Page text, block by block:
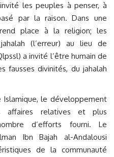
les peuples à penser, à
par la raison. Dans une
place à la religion; les
(l’erreur) au lieu de
a invité l’être humain de
fausses divinités, du jahalah
le développement
relatives et plus
d’efforts fourni. Le
Ibn Bajah al-Andalousi
de la communauté